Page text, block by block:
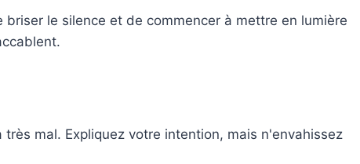
briser le silence et de commencer à mettre en lumière
très mal. Expliquez votre intention, mais n'envahissez